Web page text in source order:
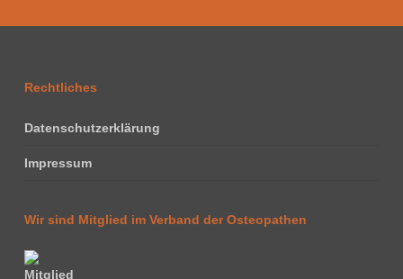
Rechtliches
Datenschutzerklärung
Impressum
Wir sind Mitglied im Verband der Osteopathen